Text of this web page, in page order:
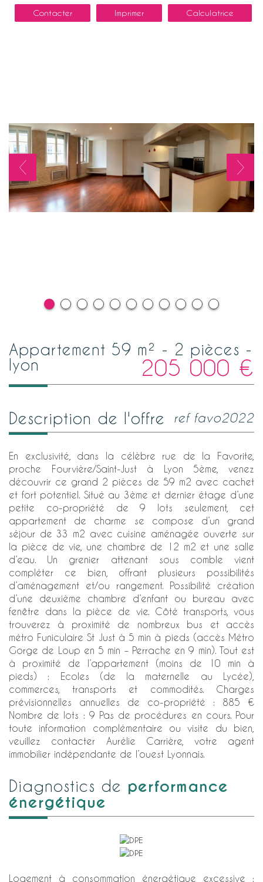
Contacter Imprimer Calculatrice
appartement 59 m² - 2 pièces -
lyon
205 000 €
description de l'offre ref favo2022
En exclusivité, dans la célèbre rue de la Favorite,
proche Fourvière/Saint-Just à Lyon 5ème, venez
découvrir ce grand 2 pièces de 59 m2 avec cachet
et fort potentiel. Situé au 3ème et dernier étage d’une
petite co-propriété de 9 lots seulement, cet
appartement de charme se compose d’un grand
séjour de 33 m2 avec cuisine aménagée ouverte sur
la pièce de vie, une chambre de 12 m2 et une salle
d’eau. Un grenier attenant sous comble vient
compléter ce bien, offrant plusieurs possibilités
d’aménagement et/ou rangement. Possibilité création
d’une deuxième chambre d’enfant ou bureau avec
fenêtre dans la pièce de vie. Côté transports, vous
trouverez à proximité de nombreux bus et accès
métro Funiculaire St Just à 5 min à pieds (accès Métro
Gorge de Loup en 5 min – Perrache en 9 min). Tout est
à proximité de l’appartement (moins de 10 min à
pieds) : Ecoles (de la maternelle au Lycée),
commerces, transports et commodités. Charges
prévisionnelles annuelles de co-propriété : 885 €
Nombre de lots : 9 Pas de procédures en cours. Pour
toute information complémentaire ou visite du bien,
veuillez contacter Aurélie Carrière, votre agent
immobilier indépendante de l’ouest Lyonnais.
diagnostics de performance
énergétique
Logement à consommation énergétique excessive :